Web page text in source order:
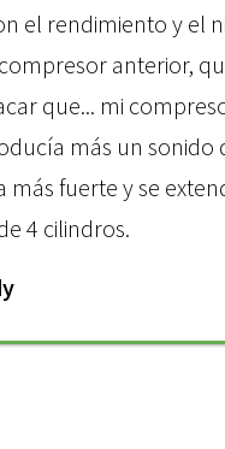
el rendimiento y el
anterior,
que... mi
más un sonido
más fuerte y se
4 cilindros.